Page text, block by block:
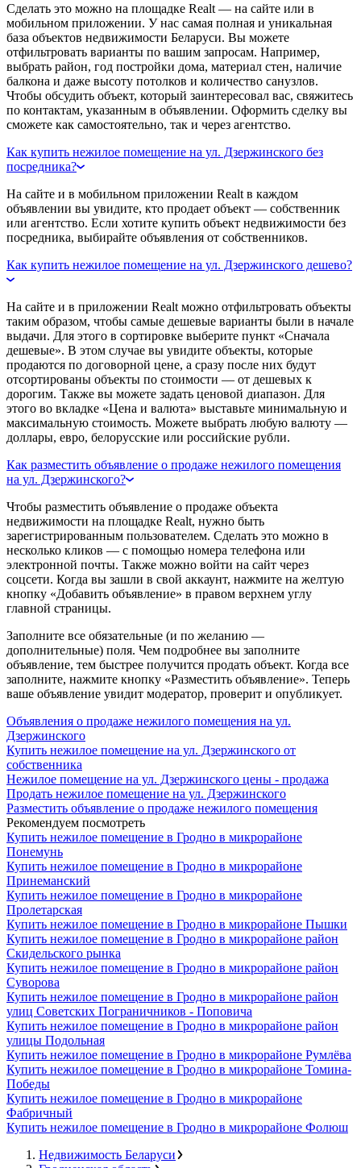
Сделать это можно на площадке Realt — на сайте или в
мобильном приложении. У нас самая полная и уникальная
база объектов недвижимости Беларуси. Вы можете
отфильтровать варианты по вашим запросам. Например,
выбрать район, год постройки дома, материал стен, наличие
балкона и даже высоту потолков и количество санузлов.
Чтобы обсудить объект, который заинтересовал вас, свяжитесь
по контактам, указанным в объявлении. Оформить сделку вы
сможете как самостоятельно, так и через агентство.
Как купить нежилое помещение на ул. Дзержинского без
посредника?
На сайте и в мобильном приложении Realt в каждом
объявлении вы увидите, кто продает объект — собственник
или агентство. Если хотите купить объект недвижимости без
посредника, выбирайте объявления от собственников.
Как купить нежилое помещение на ул. Дзержинского дешево?
На сайте и в приложении Realt можно отфильтровать объекты
таким образом, чтобы самые дешевые варианты были в начале
выдачи. Для этого в сортировке выберите пункт «Сначала
дешевые». В этом случае вы увидите объекты, которые
продаются по договорной цене, а сразу после них будут
отсортированы объекты по стоимости — от дешевых к
дорогим. Также вы можете задать ценовой диапазон. Для
этого во вкладке «Цена и валюта» выставьте минимальную и
максимальную стоимость. Можете выбрать любую валюту —
доллары, евро, белорусские или российские рубли.
Как разместить объявление о продаже нежилого помещения
на ул. Дзержинского?
Чтобы разместить объявление о продаже объекта
недвижимости на площадке Realt, нужно быть
зарегистрированным пользователем. Сделать это можно в
несколько кликов — с помощью номера телефона или
электронной почты. Также можно войти на сайт через
соцсети. Когда вы зашли в свой аккаунт, нажмите на желтую
кнопку «Добавить объявление» в правом верхнем углу
главной страницы.
Заполните все обязательные (и по желанию —
дополнительные) поля. Чем подробнее вы заполните
объявление, тем быстрее получится продать объект. Когда все
заполните, нажмите кнопку «Разместить объявление». Теперь
ваше объявление увидит модератор, проверит и опубликует.
Объявления о продаже нежилого помещения на ул.
Дзержинского
Купить нежилое помещение на ул. Дзержинского от
собственника
Нежилое помещение на ул. Дзержинского цены - продажа
Продать нежилое помещение на ул. Дзержинского
Разместить объявление о продаже нежилого помещения
Рекомендуем посмотреть
Купить нежилое помещение в Гродно в микрорайоне
Понемунь
Купить нежилое помещение в Гродно в микрорайоне
Принеманский
Купить нежилое помещение в Гродно в микрорайоне
Пролетарская
Купить нежилое помещение в Гродно в микрорайоне Пышки
Купить нежилое помещение в Гродно в микрорайоне район
Скидельского рынка
Купить нежилое помещение в Гродно в микрорайоне район
Суворова
Купить нежилое помещение в Гродно в микрорайоне район
улиц Советских Пограничников - Поповича
Купить нежилое помещение в Гродно в микрорайоне район
улицы Подольная
Купить нежилое помещение в Гродно в микрорайоне Румлёва
Купить нежилое помещение в Гродно в микрорайоне Томина-
Победы
Купить нежилое помещение в Гродно в микрорайоне
Фабричный
Купить нежилое помещение в Гродно в микрорайоне Фолюш
Недвижимость Беларуси